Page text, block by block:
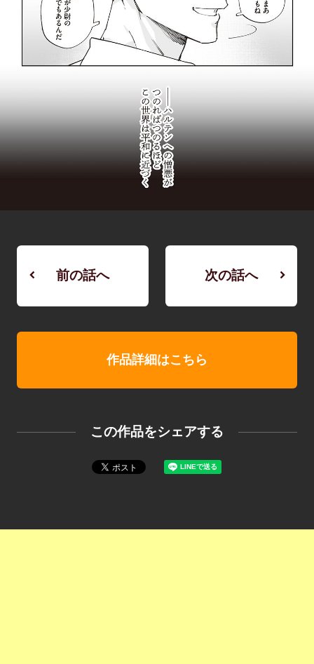
前の話へ 次の話へ
作品詳細はこちら
この作品をシェアする